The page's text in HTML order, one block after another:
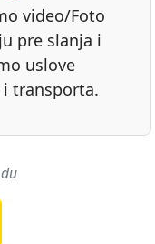
video/Foto
pre slanja i
uslove
i transporta.